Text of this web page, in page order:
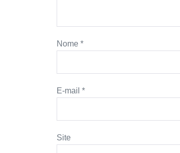
Nome *
E-mail *
Site